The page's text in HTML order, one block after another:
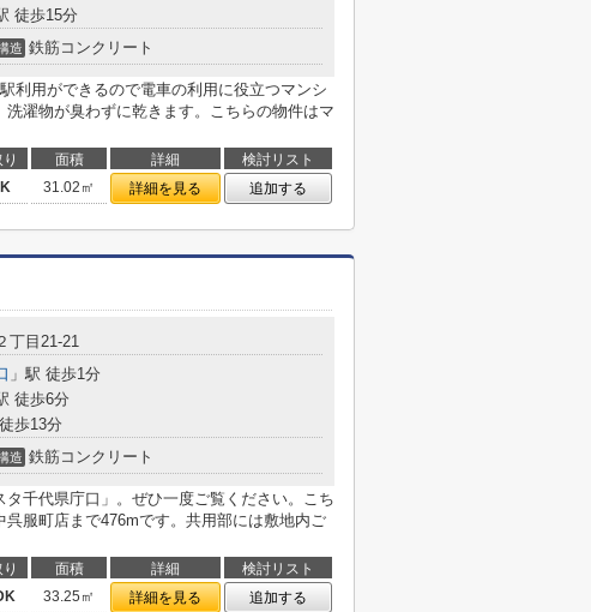
徒歩15分
造 鉄筋コンクリート
利用ができるので電車の利用に役立つマンシ
洗濯物が臭わずに乾きます。こちらの物件はマ
面積 詳細
検討リスト
31.02㎡ 詳細を見る 追加する
丁目21-21
」駅 徒歩1分
徒歩6分
歩13分
造 鉄筋コンクリート
千代県庁口」。ぜひ一度ご覧ください。こち
呉服町店まで476mです。共用部には敷地内ご
面積 詳細
検討リスト
33.25㎡ 詳細を見る
追加する